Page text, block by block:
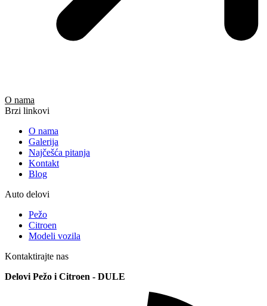
O nama
Brzi linkovi
O nama
Galerija
Najčešća pitanja
Kontakt
Blog
Auto delovi
Pežo
Citroen
Modeli vozila
Kontaktirajte nas
Delovi Pežo i Citroen - DULE